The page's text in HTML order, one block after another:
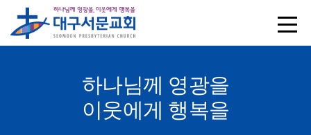
하나님께 영광을
이웃에게 행복을